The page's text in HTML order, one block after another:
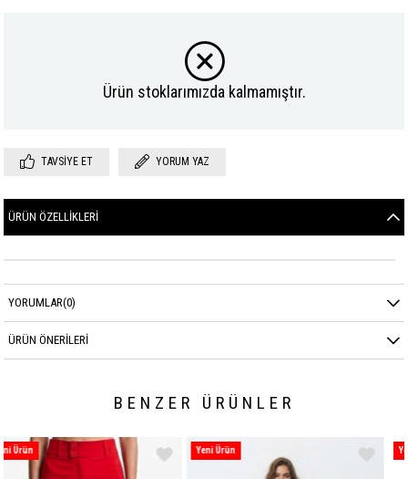
Ürün stoklarımızda kalmamıştır.
TAVSIYE ET YORUM YAZ
ÜRÜN ÖZELLIKLERI
YORUMLAR(0)
ÜRÜN ÖNERILERI
BENZER ÜRÜNLER
Yeni Ürün